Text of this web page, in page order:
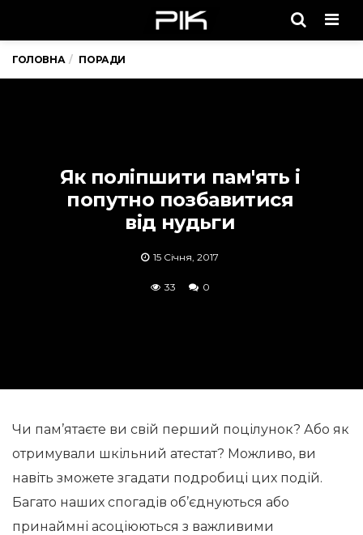
ГОЛОВНА ПОРАДИ
Як поліпшити пам'ять і
попутно позбавитися
від нудьги
15 Січня, 2017
33 0
Чи пам’ятаєте ви свій перший поцілунок? Або як
отримували шкільний атестат? Можливо, ви
навіть зможете згадати подробиці цих подій.
Багато наших спогадів об’єднуються або
принаймні асоціюються з важливими